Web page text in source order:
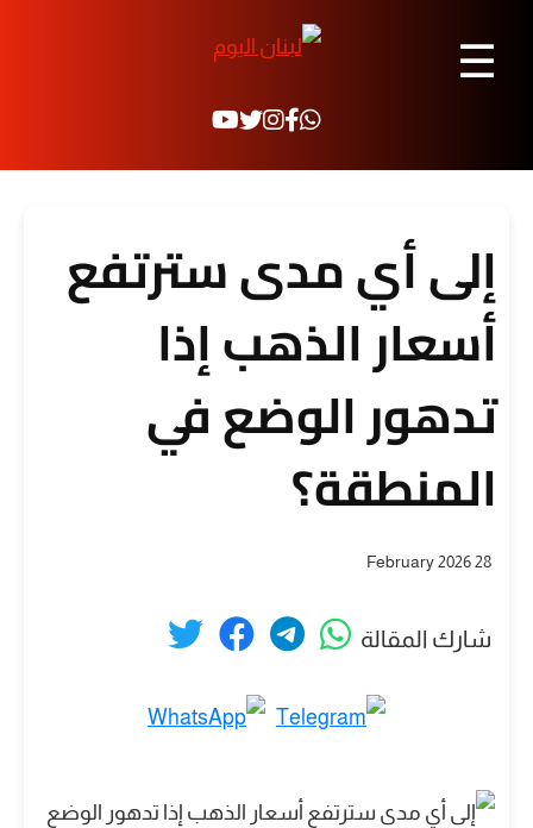
☰
إلى أي مدى سترتفع
أسعار الذهب إذا
تدهور الوضع في
المنطقة؟
28 February 2026
شارك المقالة